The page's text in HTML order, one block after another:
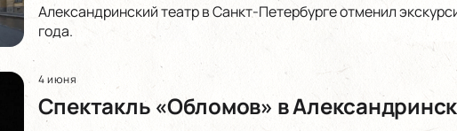
Александринский театр в Санкт-Петербурге отменил
года.
4 июня
Спектакль «Обломов» в